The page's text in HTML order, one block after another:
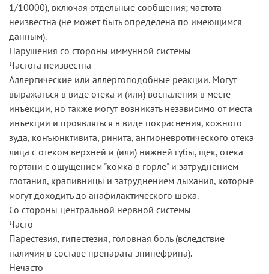
1/10000), включая отдельные сообщения; частота
неизвестна (не может быть определена по имеющимся
данным).
Нарушения со стороны иммунной системы
Частота неизвестна
Аллергические или аллергоподобные реакции. Могут
выражаться в виде отека и (или) воспаления в месте
инъекции, но также могут возникать независимо от места
инъекции и проявляться в виде покраснения, кожного
зуда, конъюнктивита, ринита, ангионевротического отека
лица с отеком верхней и (или) нижней губы, щек, отека
гортани с ощущением "комка в горле" и затруднением
глотания, крапивницы и затруднением дыхания, которые
могут доходить до анафилактического шока.
Со стороны центральной нервной системы
Часто
Парестезия, гипестезия, головная боль (вследствие
наличия в составе препарата эпинефрина).
Нечасто